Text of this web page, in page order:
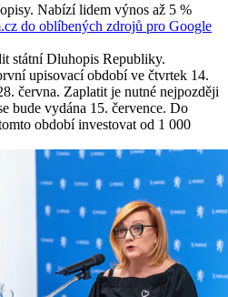
Nabízí lidem výnos až 5 %
do oblíbených zdrojů pro Google
státní Dluhopis Republiky.
upisovací období ve čtvrtek 14.
června. Zaplatit je nutné nejpozději
bude vydána 15. července. Do
období investovat od 1 000